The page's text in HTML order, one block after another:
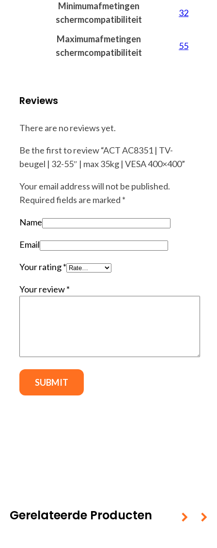
Minimumafmetingen
schermcompatibiliteit
32
Maximumafmetingen
schermcompatibiliteit
55
Reviews
There are no reviews yet.
Be the first to review “ACT AC8351 | TV-
beugel | 32-55″ | max 35kg | VESA 400×400”
Your email address will not be published.
Required fields are marked *
Name
Email
Your rating*
Your review*
Gerelateerde Producten